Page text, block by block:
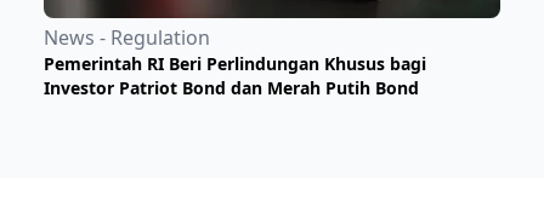
News - Regulation
Pemerintah RI Beri Perlindungan Khusus bagi
Investor Patriot Bond dan Merah Putih Bond